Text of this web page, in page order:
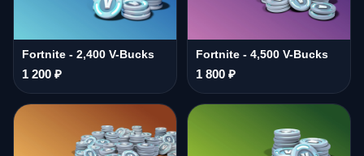
Fortnite - 2,400 V-Bucks
1 200 ₽
Fortnite - 4,500 V-Bucks
1 800 ₽